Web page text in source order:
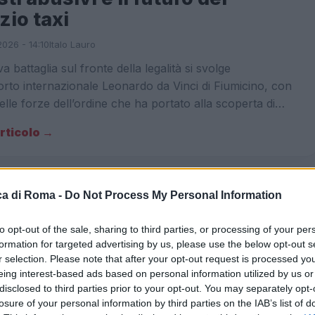
di Roma - Do Not Process My Personal Information
opt-out of the sale, sharing to third parties, or processing of your
for targeted advertising by us, please use the below opt-out
selection. Please note that after your opt-out request is processed
interest-based ads based on personal information utilized by us
to third parties prior to your opt-out. You may separately
of your personal information by third parties on the IAB’s list of
taxi
- 14:10Italo Lauro
battaglia sul fronte della legalità si svolge
internazionale Leonardo da Vinci di Fiumicino, con
forze dell’ordine che ha portato alla scoperta di…
→
in preda al caos: scatta
semafori sicuri, 38
dispositivi entro l’estate!
- 03:45Redazione Digitale